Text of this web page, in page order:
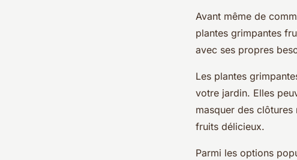
Avant même de
plantes grimpantes
avec ses propres
Les plantes
votre jardin. Elles
masquer des
fruits délicieux.
Parmi les options